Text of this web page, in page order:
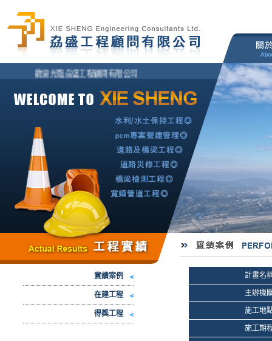
歡迎光臨劦盛工程顧問有限公司
實績案例
在建工程
得獎工程
計畫名
主辦機
施工地
施工期